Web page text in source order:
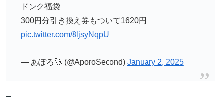
ドンク福袋
300円分引き換え券もついて1620円
pic.twitter.com/8ljsyNqpUl
— あぽろ🚀 (@AporoSecond) January 2, 2025